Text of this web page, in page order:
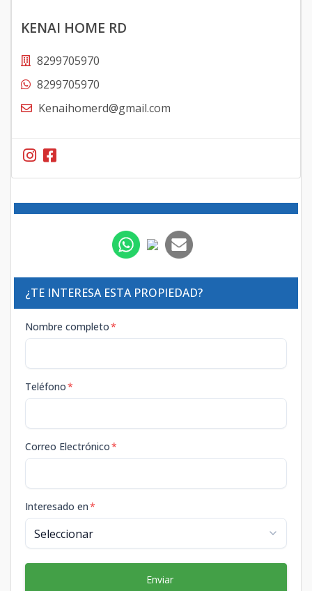
KENAI HOME RD
8299705970
8299705970
Kenaihomerd@gmail.com
¿TE INTERESA ESTA PROPIEDAD?
Nombre completo*
Teléfono*
Correo Electrónico*
Interesado en*
Enviar